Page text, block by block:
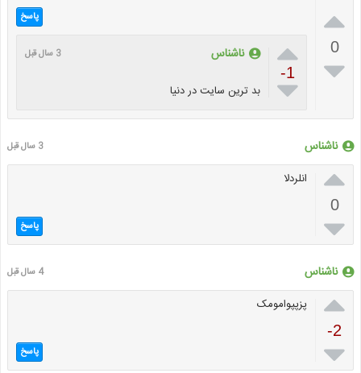

0

پاسخ

-1

ناشناس 3 سال قبل
بد ترین سایت در دنیا
ناشناس 3 سال قبل

0

انلردلا
پاسخ
ناشناس 4 سال قبل

-2

پزپپوامومک
پاسخ